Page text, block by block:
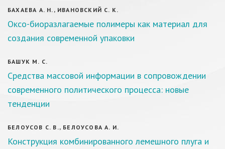
БАХАЕВА А. Н., ИВАНОВСКИЙ С. К.
Оксо-биоразлагаемые полимеры как материал для
создания современной упаковки
БАШУК М. С.
Средства массовой информации в сопровождении
современного политического процесса: новые
тенденции
БЕЛОУСОВ С. В., БЕЛОУСОВА А. И.
Конструкция комбинированного лемешного плуга и